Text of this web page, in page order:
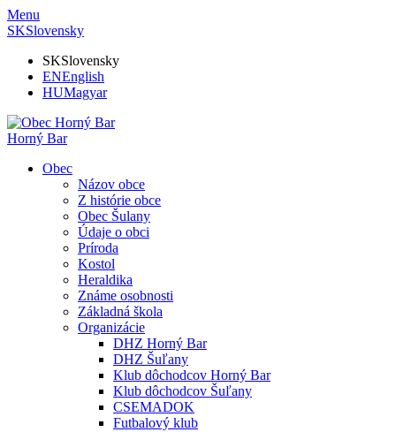
Menu
SKSlovensky
SKSlovensky
ENEnglish
HUMagyar
Horný Bar
Obec
Názov obce
Z histórie obce
Obec Šulany
Údaje o obci
Príroda
Kostol
Heraldika
Známe osobnosti
Základná škola
Organizácie
DHZ Horný Bar
DHZ Šuľany
Klub dôchodcov Horný Bar
Klub dôchodcov Šuľany
CSEMADOK
Futbalový klub